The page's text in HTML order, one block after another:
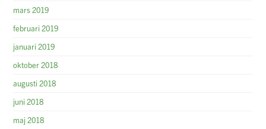
mars 2019
februari 2019
januari 2019
oktober 2018
augusti 2018
juni 2018
maj 2018